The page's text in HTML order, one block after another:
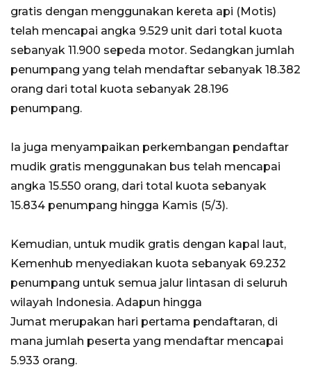
gratis dengan menggunakan kereta api (Motis)
telah mencapai angka 9.529 unit dari total kuota
sebanyak 11.900 sepeda motor. Sedangkan jumlah
penumpang yang telah mendaftar sebanyak 18.382
orang dari total kuota sebanyak 28.196
penumpang.
Ia juga menyampaikan perkembangan pendaftar
mudik gratis menggunakan bus telah mencapai
angka 15.550 orang, dari total kuota sebanyak
15.834 penumpang hingga Kamis (5/3).
Kemudian, untuk mudik gratis dengan kapal laut,
Kemenhub menyediakan kuota sebanyak 69.232
penumpang untuk semua jalur lintasan di seluruh
wilayah Indonesia. Adapun hingga
Jumat merupakan hari pertama pendaftaran, di
mana jumlah peserta yang mendaftar mencapai
5.933 orang.